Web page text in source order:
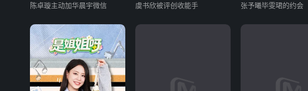
陈卓璇主动加华晨宇微信 虞书欣被评创收能手 张予曦毕雯珺的约会